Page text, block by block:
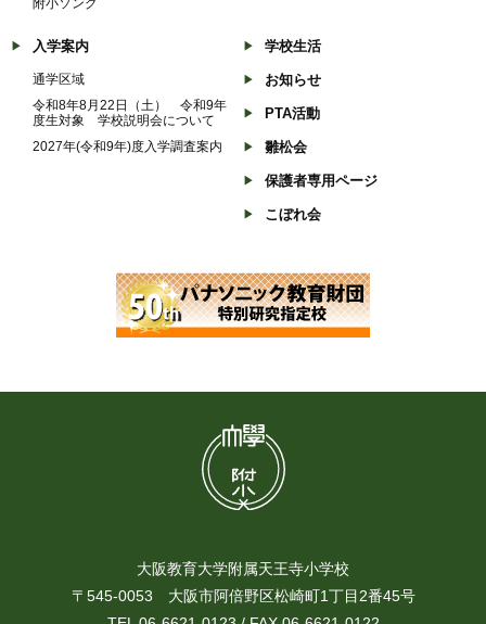
附小ソング
入学案内
通学区域
令和8年8月22日（土） 令和9年
度生対象 学校説明会について
2027年(令和9年)度入学調査案内
学校生活
お知らせ
PTA活動
雛松会
保護者専用ページ
こぼれ会
大阪教育大学附属天王寺小学校
〒545-0053 大阪市阿倍野区松崎町1丁目2番45号